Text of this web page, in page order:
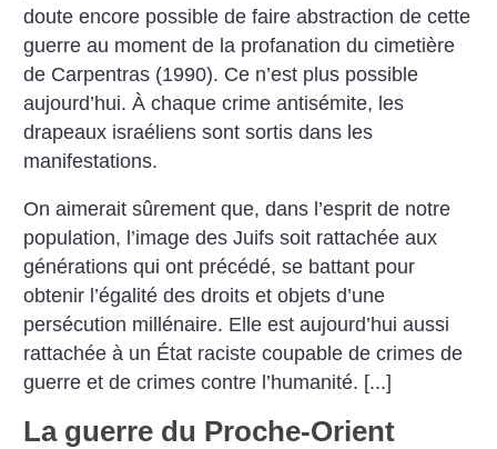
doute encore possible de faire abstraction de cette
guerre au moment de la profanation du cimetière
de Carpentras (1990). Ce n’est plus possible
aujourd’hui. À chaque crime antisémite, les
drapeaux israéliens sont sortis dans les
manifestations.
On aimerait sûrement que, dans l’esprit de notre
population, l’image des Juifs soit rattachée aux
générations qui ont précédé, se battant pour
obtenir l’égalité des droits et objets d’une
persécution millénaire. Elle est aujourd’hui aussi
rattachée à un État raciste coupable de crimes de
guerre et de crimes contre l’humanité. [...]
La guerre du Proche-Orient